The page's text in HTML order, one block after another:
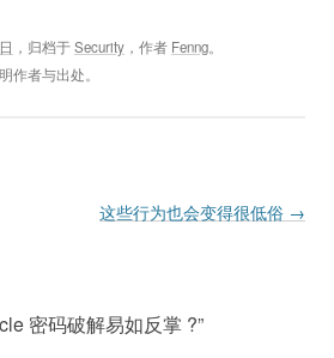
，归档于Security ，作者 Fenng。
作者与出处。
这些行为也会变得很低俗 →
密码破解易如反掌 ?”